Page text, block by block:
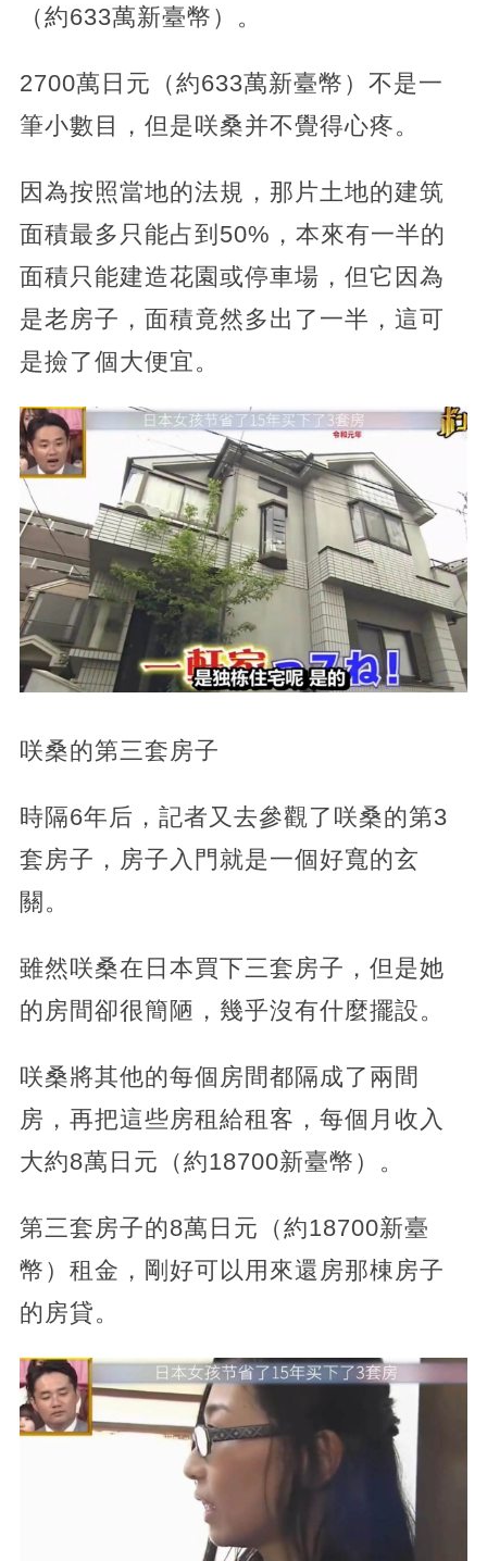
（約633萬新臺幣）。
2700萬日元（約633萬新臺幣）不是一
筆小數目，但是咲桑并不覺得心疼。
因為按照當地的法規，那片土地的建筑
面積最多只能占到50%，本來有一半的
面積只能建造花園或停車場，但它因為
是老房子，面積竟然多出了一半，這可
是撿了個大便宜。
咲桑的第三套房子
時隔6年后，記者又去參觀了咲桑的第3
套房子，房子入門就是一個好寬的玄
關。
雖然咲桑在日本買下三套房子，但是她
的房間卻很簡陋，幾乎沒有什麼擺設。
咲桑將其他的每個房間都隔成了兩間
房，再把這些房租給租客，每個月收入
大約8萬日元（約18700新臺幣）。
第三套房子的8萬日元（約18700新臺
幣）租金，剛好可以用來還房那棟房子
的房貸。